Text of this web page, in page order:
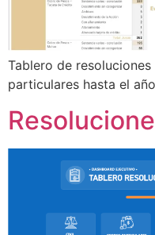
Tablero de
particulares hasta el